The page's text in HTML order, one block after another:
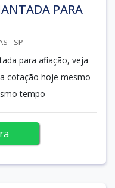
PARA
- SP
para afiação, veja
cotação hoje mesmo
tempo